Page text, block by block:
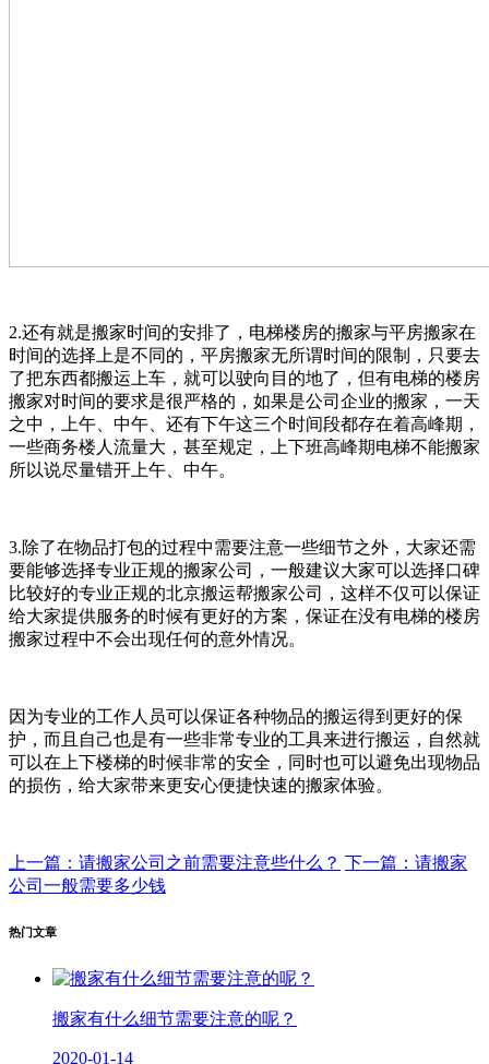
2.还有就是搬家时间的安排了，电梯楼房的搬家与平房搬家在
时间的选择上是不同的，平房搬家无所谓时间的限制，只要去
了把东西都搬运上车，就可以驶向目的地了，但有电梯的楼房
搬家对时间的要求是很严格的，如果是公司企业的搬家，一天
之中，上午、中午、还有下午这三个时间段都存在着高峰期，
一些商务楼人流量大，甚至规定，上下班高峰期电梯不能搬家
所以说尽量错开上午、中午。
3.除了在物品打包的过程中需要注意一些细节之外，大家还需
要能够选择专业正规的搬家公司，一般建议大家可以选择口碑
比较好的专业正规的北京搬运帮搬家公司，这样不仅可以保证
给大家提供服务的时候有更好的方案，保证在没有电梯的楼房
搬家过程中不会出现任何的意外情况。
因为专业的工作人员可以保证各种物品的搬运得到更好的保
护，而且自己也是有一些非常专业的工具来进行搬运，自然就
可以在上下楼梯的时候非常的安全，同时也可以避免出现物品
的损伤，给大家带来更安心便捷快速的搬家体验。
上一篇：请搬家公司之前需要注意些什么？ 下一篇：请搬家
公司一般需要多少钱
热门文章
搬家有什么细节需要注意的呢？
2020-01-14